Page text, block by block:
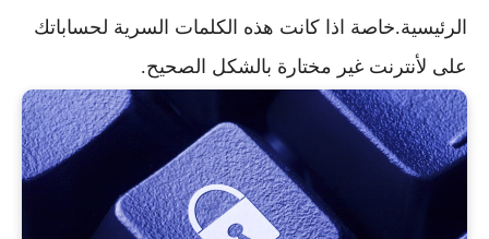
الرئيسية.خاصة اذا كانت هذه الكلمات السرية لحساباتك
على لأنترنت غير مختارة بالشكل الصحيح.